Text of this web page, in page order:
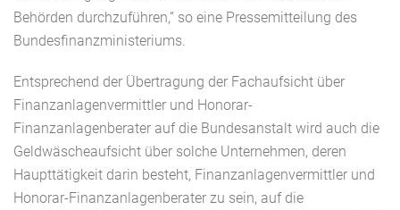
Behörden durchzuführen,“ so eine Pressemitteilung des
Bundesfinanzministeriums.
Entsprechend der Übertragung der Fachaufsicht über
Finanzanlagenvermittler und Honorar-
Finanzanlagenberater auf die Bundesanstalt wird auch die
Geldwäscheaufsicht über solche Unternehmen, deren
Haupttätigkeit darin besteht, Finanzanlagenvermittler und
Honorar-Finanzanlagenberater zu sein, auf die